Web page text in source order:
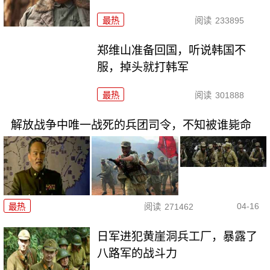
最热 阅读 233895
郑维山准备回国，听说韩国不
服，掉头就打韩军
最热 阅读 301888
解放战争中唯一战死的兵团司令，不知被谁毙命
最热 阅读 271462 04-16
日军进犯黄崖洞兵工厂，暴露了
八路军的战斗力